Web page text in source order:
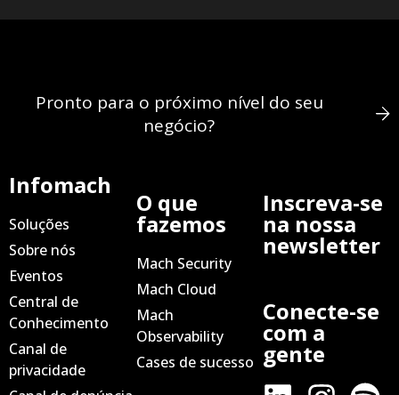
Pronto para o próximo nível do seu
negócio?
Infomach
Soluções
Sobre nós
Eventos
Central de
Conhecimento
Canal de
privacidade
O que
fazemos
Mach Security
Mach Cloud
Mach
Observability
Cases de sucesso
Inscreva-se
na nossa
newsletter
Conecte-se
com a
gente